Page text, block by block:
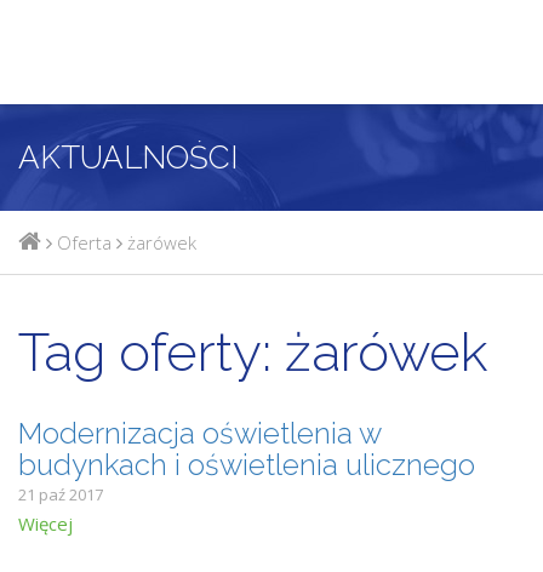
AKTUALNOŚCI
Oferta żarówek
Tag oferty: żarówek
Modernizacja oświetlenia w
budynkach i oświetlenia ulicznego
21 paź 2017
Więcej